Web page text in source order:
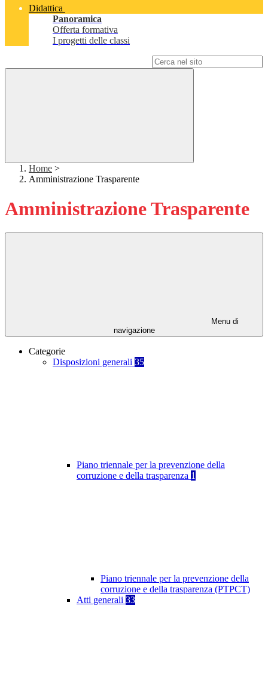
Didattica
Panoramica
Offerta formativa
I progetti delle classi
Home >
Amministrazione Trasparente
Amministrazione Trasparente
Menu di
navigazione
Categorie
Disposizioni generali 35
Piano triennale per la prevenzione della
corruzione e della trasparenza 1
Piano triennale per la prevenzione della
corruzione e della trasparenza (PTPCT)
Atti generali 33